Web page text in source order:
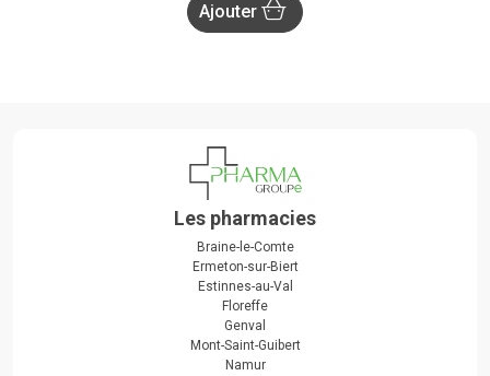
Ajouter
Les pharmacies
Braine-le-Comte
Ermeton-sur-Biert
Estinnes-au-Val
Floreffe
Genval
Mont-Saint-Guibert
Namur